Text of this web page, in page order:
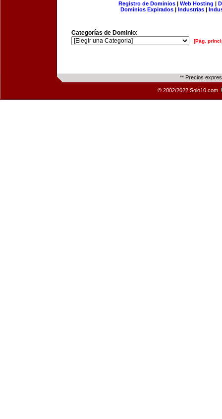
Registro de Dominios| Web Hosting |
Dominios Expirados | Industrias |
Categorías de Dominio:
[Pág.
** Precios
© 2002/2022 Solo10.com